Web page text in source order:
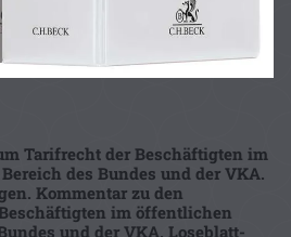
Tarifrecht der Beschäftigten im
des Bundes und der VKA.
Kommentar zu den
im öffentlichen
und der VKA. Loseblatt-